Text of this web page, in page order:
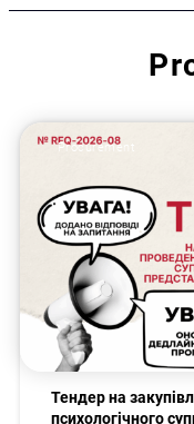
Procurement
Тендер на
психологічного